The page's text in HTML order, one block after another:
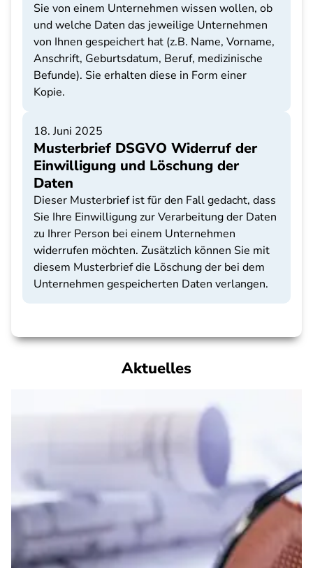
Sie von einem Unternehmen wissen wollen, ob
und welche Daten das jeweilige Unternehmen
von Ihnen gespeichert hat (z.B. Name, Vorname,
Anschrift, Geburtsdatum, Beruf, medizinische
Befunde). Sie erhalten diese in Form einer
Kopie.
18. Juni 2025
Musterbrief DSGVO Widerruf der
Einwilligung und Löschung der
Daten
Dieser Musterbrief ist für den Fall gedacht, dass
Sie Ihre Einwilligung zur Verarbeitung der Daten
zu Ihrer Person bei einem Unternehmen
widerrufen möchten. Zusätzlich können Sie mit
diesem Musterbrief die Löschung der bei dem
Unternehmen gespeicherten Daten verlangen.
Aktuelles